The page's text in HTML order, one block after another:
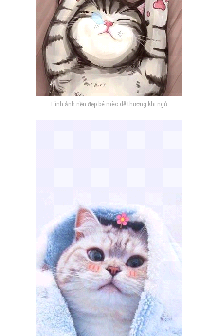
Hình ảnh nền đẹp bé mèo dễ thương khi ngủ